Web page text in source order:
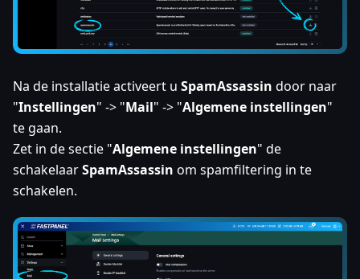
Na de installatie activeert u SpamAssassin door naar
"Instellingen" -> "Mail" -> "Algemene instellingen"
te gaan.
Zet in de sectie "Algemene instellingen" de
schakelaarSpamAssassin om spamfiltering in te
schakelen.